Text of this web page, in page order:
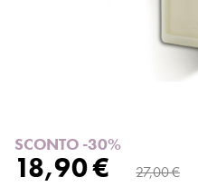
SCONTO -30%
18,90 € 27,00 €